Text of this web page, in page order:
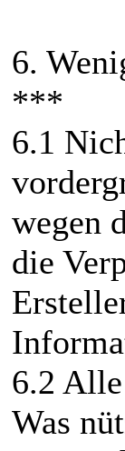
6.
***
6.1
wegen
die
6.2
Was